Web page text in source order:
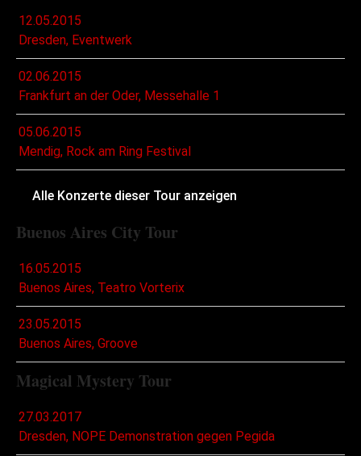
12.05.2015
Dresden, Eventwerk
02.06.2015
Frankfurt an der Oder, Messehalle 1
05.06.2015
Mendig, Rock am Ring Festival
Alle Konzerte dieser Tour anzeigen
Buenos Aires City Tour
16.05.2015
Buenos Aires, Teatro Vorterix
23.05.2015
Buenos Aires, Groove
Magical Mystery Tour
27.03.2017
Dresden, NOPE Demonstration gegen Pegida